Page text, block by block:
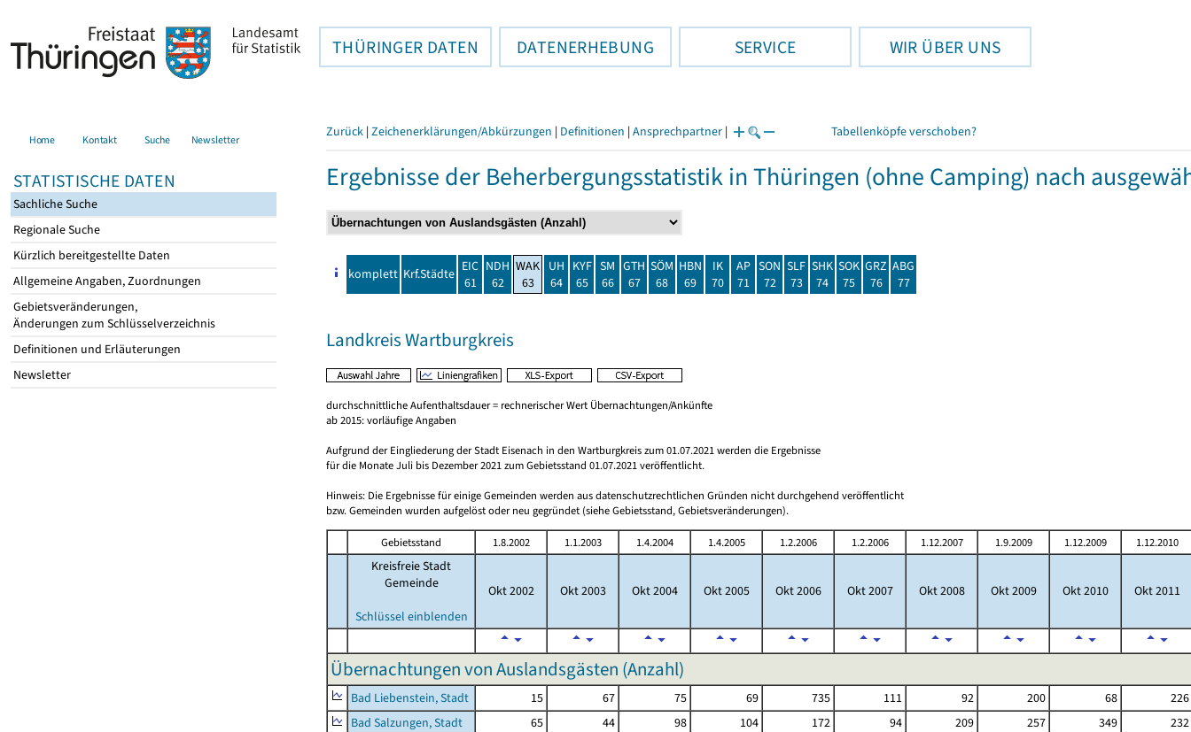
THÜRINGER DATEN DATENERHEBUNG SERVICE WIR ÜBER UNS
Home Kontakt Suche Newsletter
STATISTISCHE DATEN
Sachliche Suche
Regionale Suche
Kürzlich bereitgestellte Daten
Allgemeine Angaben, Zuordnungen
Gebietsveränderungen,
Änderungen zum Schlüsselverzeichnis
Definitionen und Erläuterungen
Newsletter
Zurück | Zeichenerklärungen/Abkürzungen | Definitionen | Ansprechpartner | Tabellenköpfe verschoben?
Ergebnisse der Beherbergungsstatistik in Thüringen (ohne Camping) nach
komplett Krf.Städte EIC
61
NDH
62
WAK
63
UH
64
KYF
65
SM
66
GTH
67
SÖM
68
HBN
69
IK
70
AP
71
SON
72
SLF
73
SHK
74
SOK
75
GRZ
76
ABG
77
Landkreis Wartburgkreis
durchschnittliche Aufenthaltsdauer = rechnerischer Wert Übernachtungen/Ankünfte
ab 2015: vorläufige Angaben
Aufgrund der Eingliederung der Stadt Eisenach in den Wartburgkreis zum 01.07.2021 werden die Ergebnisse
für die Monate Juli bis Dezember 2021 zum Gebietsstand 01.07.2021 veröffentlicht.
Hinweis: Die Ergebnisse für einige Gemeinden werden aus datenschutzrechtlichen Gründen nicht durchgehend veröffentlicht
bzw. Gemeinden wurden aufgelöst oder neu gegründet (siehe Gebietsstand, Gebietsveränderungen).
Gebietsstand 1.8.2002 1.1.2003 1.4.2004 1.4.2005 1.2.2006 1.2.2006 1.12.2007 1.9.2009 1.12.2009 1.12.2010
Kreisfreie Stadt
Gemeinde
Schlüssel einblenden
Okt 2002 Okt 2003 Okt 2004 Okt 2005 Okt 2006 Okt 2007 Okt 2008 Okt 2009 Okt 2010 Okt 2011
Übernachtungen von Auslandsgästen (Anzahl)
Bad Liebenstein, Stadt 15 67 75 69 735 111 92 200 68
226
Bad Salzungen, Stadt
65 44 98 104 172 94 209 257 349
232